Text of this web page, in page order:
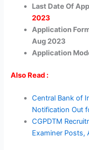
Last Date Of
2023
Application
Aug 2023
Application
Also Read :
Central Bank of
Notification Out
CGPDTM
Examiner Posts,